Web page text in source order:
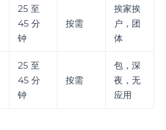
25 至
45 分
钟
按需
挨家挨
户，团
体
25 至
45 分
钟
按需
包，深
夜，无
应用